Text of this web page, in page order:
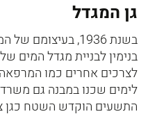
גן המגדל
בשנת 1936,
בנימין לבניית מגדל המים
לצרכים אחרים כמו
לימים שכנו במבנה גם
התשעים הוקדש השטח כגן